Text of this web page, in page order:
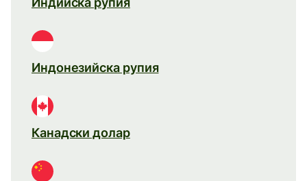
Индонезийска рупия
Канадски долар